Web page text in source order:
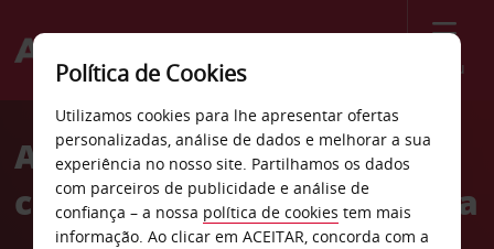
Menu
Welcome
AvisAluguer de
carros Gaglianico em Biella
Política de Cookies
Utilizamos cookies para lhe apresentar ofertas
personalizadas, análise de dados e melhorar a sua
experiência no nosso site. Partilhamos os dados
com parceiros de publicidade e análise de
confiança – a nossa política de cookies tem mais
informação. Ao clicar em ACEITAR, concorda com a